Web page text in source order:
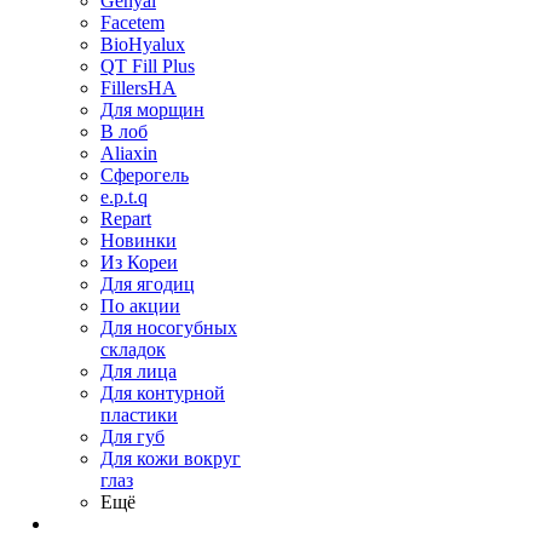
Facetem
BioHyalux
QT Fill Plus
FillersHA
Для морщин
В лоб
Aliaxin
Сферогель
e.p.t.q
Repart
Новинки
Из Кореи
Для ягодиц
По акции
Для носогубных
складок
Для лица
Для контурной
пластики
Для губ
Для кожи вокруг
глаз
Ещё